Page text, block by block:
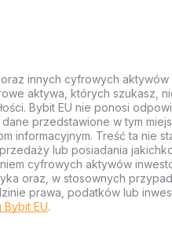
innych cyfrowych aktywów
aktywa, których szukasz,
Bybit EU nie ponosi
przedstawione w tym
informacyjnym. Treść ta nie
lub posiadania
cyfrowych aktywów
oraz, w stosownych
prawa, podatków lub
Bybit EU.